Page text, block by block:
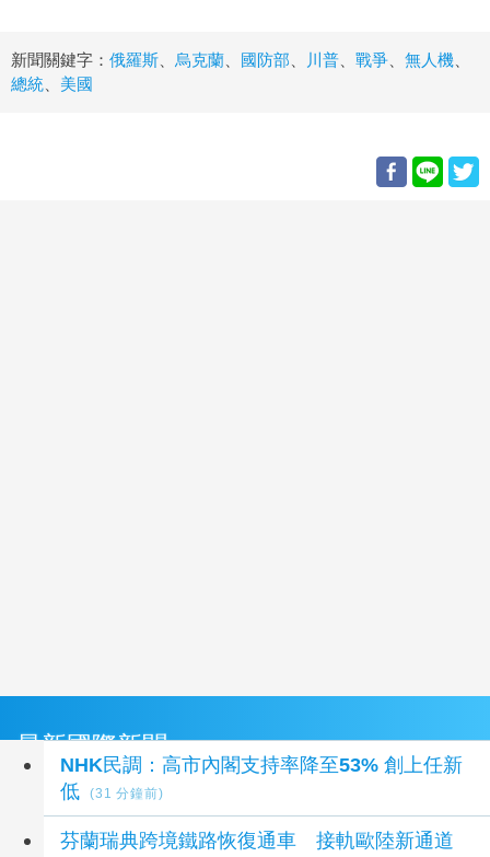
新聞關鍵字： 俄羅斯 烏克蘭 國防部 川普 戰爭 無人機
總統
美國
最新國際新聞
NHK民調：高市內閣支持率降至53% 創上任新
低
(31 分鐘前)
芬蘭瑞典跨境鐵路恢復通車 接軌歐陸新通道